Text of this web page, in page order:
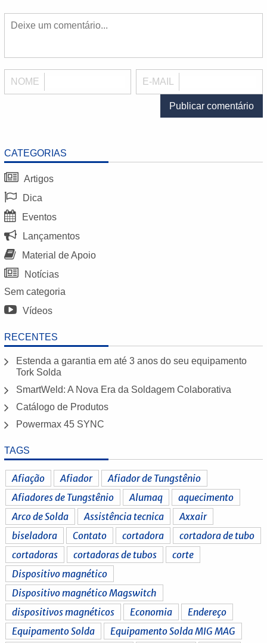
CATEGORIAS
Artigos
Dica
Eventos
Lançamentos
Material de Apoio
Notícias
Sem categoria
Vídeos
RECENTES
Estenda a garantia em até 3 anos do seu equipamento
Tork Solda
SmartWeld: A Nova Era da Soldagem Colaborativa
Catálogo de Produtos
Powermax 45 SYNC
TAGS
Afiação Afiador
Afiador de Tungstênio
Afiadores de Tungstênio
Alumaq
aquecimento
Arco de Solda
Assistência tecnica
Axxair
biseladora
Contato cortadora
cortadora de tubo
cortadoras
cortadoras de tubos
corte
Dispositivo magnético
Dispositivo magnético Magswitch
dispositivos magnéticos
Economia
Endereço
Equipamento Solda
Equipamento Solda MIG MAG
NOME E-MAIL